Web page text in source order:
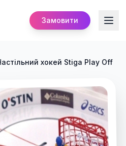
Замовити
хокей Stiga Play Off